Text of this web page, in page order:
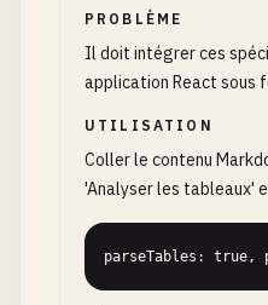
PROBLÈME
Il doit intégrer ces
application React sous
UTILISATION
Coller le contenu
'Analyser les tableaux'
parseTables: true,